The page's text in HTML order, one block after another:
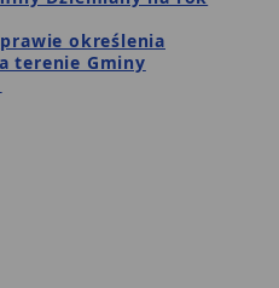
określenia
terenie Gminy